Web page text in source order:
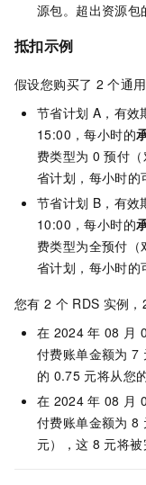
源包。超出资源包
抵扣示例
假设您购买了 2 个通
节省计划 A，有效
15:00，每小时的
费类型为 0 预付
省计划，每小时的
节省计划 B，有效
10:00，每小时的
费类型为全预付（
省计划，每小时的
您有 2 个 RDS 实例，
在 2024 年 08 月
付费账单金额为 7
的 0.75 元将从您
在 2024 年 08 月
付费账单金额为 8
元），这 8 元将被